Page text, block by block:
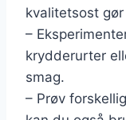
kvalitetsost
–
krydderurter
smag.
– Prøv